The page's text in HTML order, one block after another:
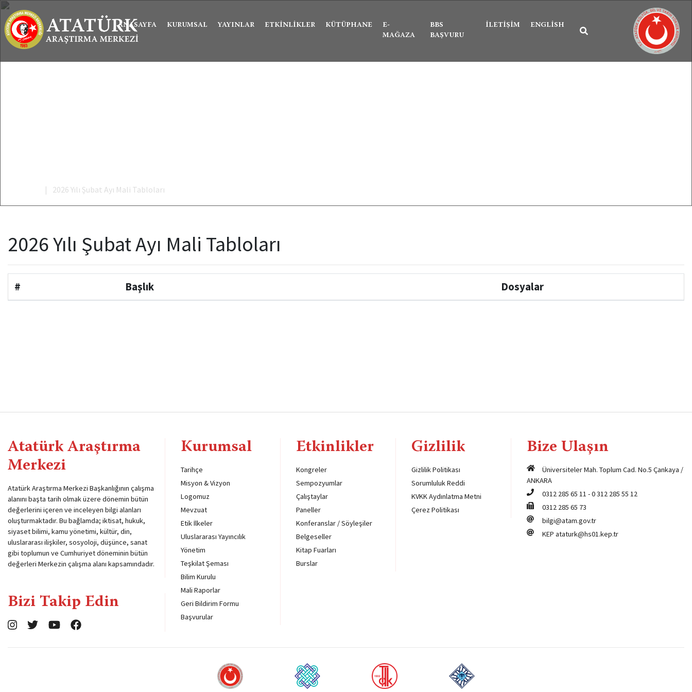
ANASAYFA KURUMSAL YAYINLAR ETKINLIKLER KÜTÜPHANE
E-
MAĞAZA
BBS
BAŞVURU
İLETIŞIM ENGLISH
2026 Yılı Şubat Ayı Mali Tabloları
2026 Yılı Şubat Ayı Mali Tabloları
# Başlık Dosyalar
Atatürk Araştırma
Merkezi
Atatürk Araştırma Merkezi Başkanlığının çalışma
alanını başta tarih olmak üzere dönemin bütün
değerlerini içeren ve inceleyen bilgi alanları
oluşturmaktadır. Bu bağlamda; iktisat, hukuk,
siyaset bilimi, kamu yönetimi, kültür, din,
uluslararası ilişkiler, sosyoloji, düşünce, sanat
gibi toplumun ve Cumhuriyet döneminin bütün
değerleri Merkezin çalışma alanı kapsamındadır.
Bizi Takip Edin
Kurumsal
Tarihçe
Misyon & Vizyon
Logomuz
Mevzuat
Etik İlkeler
Uluslararası Yayıncılık
Yönetim
Teşkilat Şeması
Bilim Kurulu
Mali Raporlar
Geri Bildirim Formu
Başvurular
Etkinlikler
Kongreler
Sempozyumlar
Çalıştaylar
Paneller
Konferanslar / Söyleşiler
Belgeseller
Kitap Fuarları
Burslar
Gizlilik
Gizlilik Politikası
Sorumluluk Reddi
KVKK Aydınlatma Metni
Çerez Politikası
Bize Ulaşın
Üniversiteler Mah. Toplum Cad. No.5 Çankaya /
ANKARA
0312 285 65 11 -0 312 285 55 12
0312 285 65 73
bilgi@atam.gov.tr
KEP ataturk@hs01.kep.tr